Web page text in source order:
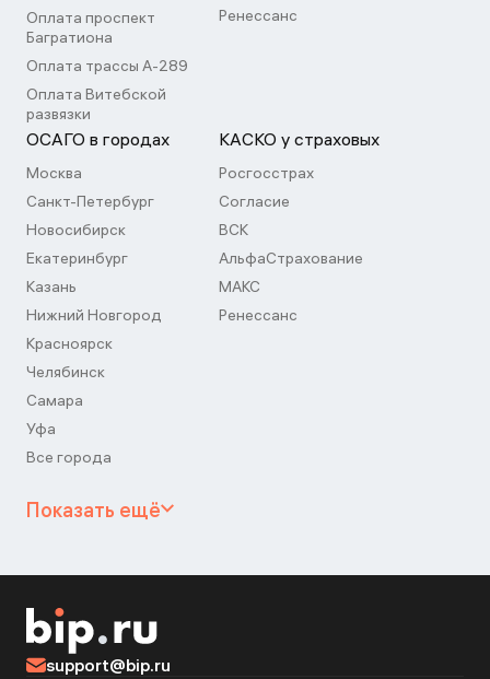
Оплата проспект
Багратиона
Оплата трассы А-289
Оплата Витебской
развязки
Ренессанс
ОСАГО в городах
Москва
Санкт-Петербург
Новосибирск
Екатеринбург
Казань
Нижний Новгород
Красноярск
Челябинск
Самара
Уфа
Все города
КАСКО у страховых
Росгосстрах
Согласие
ВСК
АльфаСтрахование
МАКС
Ренессанс
Показать ещё
support@bip.ru